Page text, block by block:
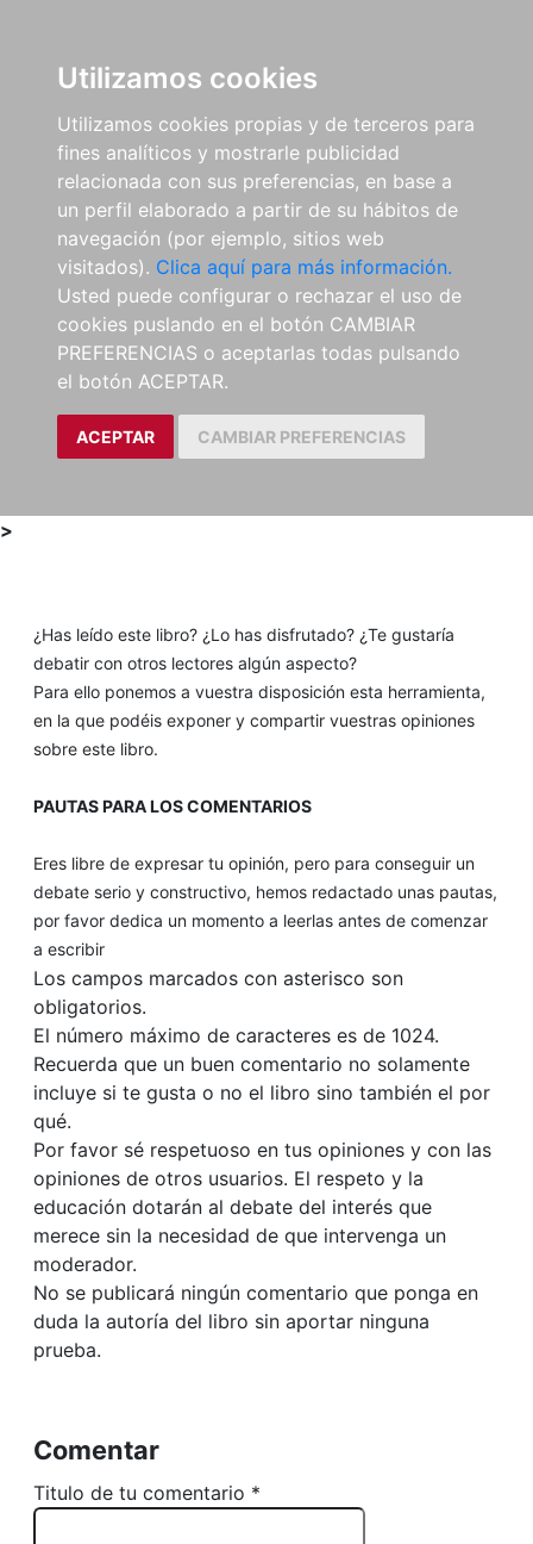
Utilizamos cookies
Utilizamos cookies propias y de terceros para
fines analíticos y mostrarle publicidad
relacionada con sus preferencias, en base a
un perfil elaborado a partir de su hábitos de
navegación (por ejemplo, sitios web
visitados). Clica aquí para más información.
Usted puede configurar o rechazar el uso de
cookies puslando en el botón CAMBIAR
PREFERENCIAS o aceptarlas todas pulsando
el botón ACEPTAR.
ACEPTAR CAMBIAR PREFERENCIAS
>
¿Has leído este libro? ¿Lo has disfrutado? ¿Te gustaría
debatir con otros lectores algún aspecto?
Para ello ponemos a vuestra disposición esta herramienta,
en la que podéis exponer y compartir vuestras opiniones
sobre este libro.
PAUTAS PARA LOS COMENTARIOS
Eres libre de expresar tu opinión, pero para conseguir un
debate serio y constructivo, hemos redactado unas pautas,
por favor dedica un momento a leerlas antes de comenzar
a escribir
Los campos marcados con asterisco son
obligatorios.
El número máximo de caracteres es de 1024.
Recuerda que un buen comentario no solamente
incluye si te gusta o no el libro sino también el por
qué.
Por favor sé respetuoso en tus opiniones y con las
opiniones de otros usuarios. El respeto y la
educación dotarán al debate del interés que
merece sin la necesidad de que intervenga un
moderador.
No se publicará ningún comentario que ponga en
duda la autoría del libro sin aportar ninguna
prueba.
Comentar
Titulo de tu comentario *